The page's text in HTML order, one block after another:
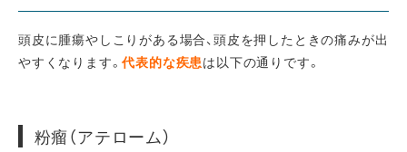
頭皮に腫瘍やしこりがある場合、頭皮を押したときの痛みが出
やすくなります。代表的な疾患は以下の通りです。
粉瘤（アテローム）